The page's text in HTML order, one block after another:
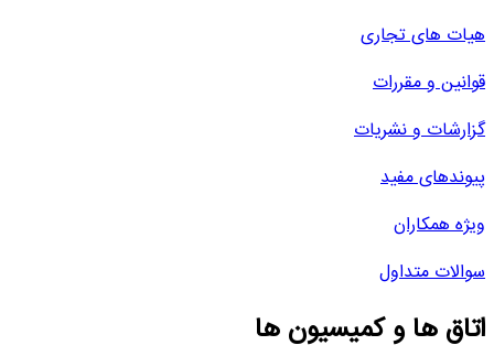
هیات های تجاری
قوانین و مقررات
گزارشات و نشریات
پیوندهای مفید
ویژه همکاران
سوالات متداول
اتاق ها و کمیسیون ها